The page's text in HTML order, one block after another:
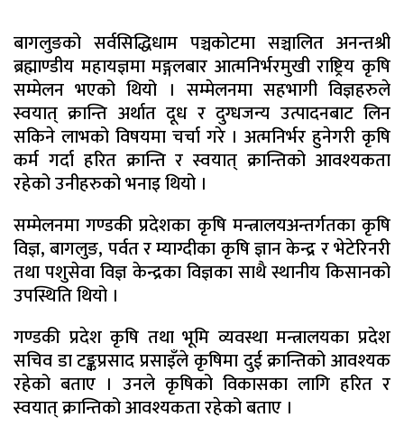
बागलुङको सर्वसिद्धिधाम पञ्चकोटमा सञ्चालित अनन्तश्री
ब्रह्माण्डीय महायज्ञमा मङ्गलबार आत्मनिर्भरमुखी राष्ट्रिय कृषि
सम्मेलन भएको थियो । सम्मेलनमा सहभागी विज्ञहरुले
स्वयात् क्रान्ति अर्थात दूध र दुग्धजन्य उत्पादनबाट लिन
सकिने लाभको विषयमा चर्चा गरे । अत्मनिर्भर हुनेगरी कृषि
कर्म गर्दा हरित क्रान्ति र स्वयात् क्रान्तिको आवश्यकता
रहेको उनीहरुको भनाइ थियो ।
सम्मेलनमा गण्डकी प्रदेशका कृषि मन्त्रालयअन्तर्गतका कृषि
विज्ञ, बागलुङ, पर्वत र म्याग्दीका कृषि ज्ञान केन्द्र र भेटेरिनरी
तथा पशुसेवा विज्ञ केन्द्रका विज्ञका साथै स्थानीय किसानको
उपस्थिति थियो ।
गण्डकी प्रदेश कृषि तथा भूमि व्यवस्था मन्त्रालयका प्रदेश
सचिव डा टङ्कप्रसाद प्रसाइँले कृषिमा दुई क्रान्तिको आवश्यक
रहेको बताए । उनले कृषिको विकासका लागि हरित र
स्वयात् क्रान्तिको आवश्यकता रहेको बताए ।